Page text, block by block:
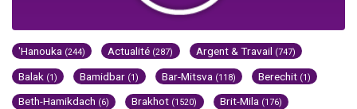
'Hanouka (244) Actualité (287) Argent & Travail (747)
Balak (1) Bamidbar (1) Bar-Mitsva (118) Berechit (1)
Beth-Hamikdach (6) Brakhot (1520) Brit-Mila (176)